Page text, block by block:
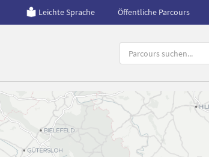
Leichte Sprache Öffentliche Parcours